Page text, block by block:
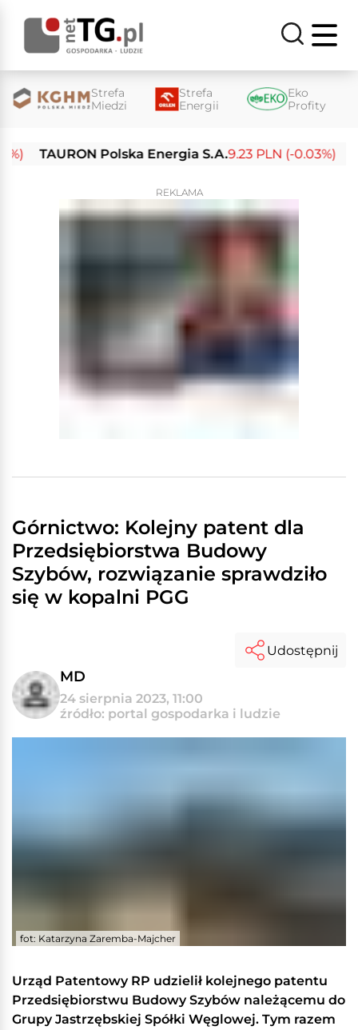
Strefa
Miedzi
Strefa
Energii
Eko
Profity
TAURON Polska Energia S.A.9.23 PLN (-0.03%)
REKLAMA
Górnictwo: Kolejny patent dla
Przedsiębiorstwa Budowy
Szybów, rozwiązanie sprawdziło
się w kopalni PGG
MD
24 sierpnia 2023, 11:00
źródło: portal gospodarka i ludzie
Udostępnij
fot: Katarzyna Zaremba-Majcher
Urząd Patentowy RP udzielił kolejnego patentu
Przedsiębiorstwu Budowy Szybów należącemu do
Grupy Jastrzębskiej Spółki Węglowej. Tym razem